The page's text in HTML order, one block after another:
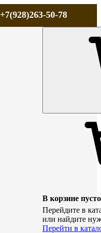
+7(928)263-50-78
В корзине пусто
Перейдите в
или найдите
Перейти в